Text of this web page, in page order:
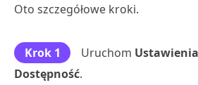
Oto szczegółowe kroki.
Krok 1 Uruchom Ustawienia
Dostępność.